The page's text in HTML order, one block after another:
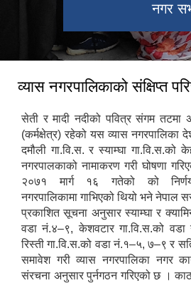
नगर
व्यास नगरपालिकाको संक्षिप्त
सेती र मादी नदीको पवित्र संगम तटमा
(कर्मक्षेत्र) रहेको यस व्यास नगरपालिका
दमौली गा.वि.स. र स्याम्घा
नगरपालकाको नामाकरण गरी घोषणा
२०७१ मार्ग १६ गतेको को
नगरपालिकामा गाभिएको थियो भने
प्रकाशित सूचना अनुसार स्याम्घा र
वडा नं.४–९, केशवटार गा.वि.स.को
रिस्ती गा.वि.स.को वडा नं.१–५, ७–९ र
समावेश गरी व्यास नगरपालिका नगर
संरचना अनुसार पुर्नगठन गरिएको छ ।